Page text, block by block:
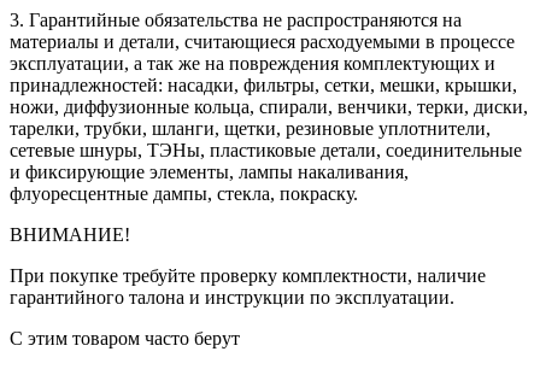
3. Гарантийные обязательства не распространяются на
материалы и детали, считающиеся расходуемыми в процессе
эксплуатации, а так же на повреждения комплектующих и
принадлежностей: насадки, фильтры, сетки, мешки, крышки,
ножи, диффузионные кольца, спирали, венчики, терки, диски,
тарелки, трубки, шланги, щетки, резиновые уплотнители,
сетевые шнуры, ТЭНы, пластиковые детали, соединительные
и фиксирующие элементы, лампы накаливания,
флуоресцентные дампы, стекла, покраску.
ВНИМАНИЕ!
При покупке требуйте проверку комплектности, наличие
гарантийного талона и инструкции по эксплуатации.
С этим товаром часто берут